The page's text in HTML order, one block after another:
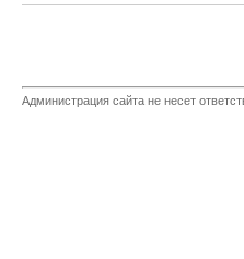
Администрация сайта не несет